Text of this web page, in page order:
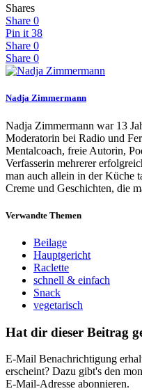
Shares
Share 0
Pin it 38
Share 0
Share 0
Nadja Zimmermann
Nadja Zimmermann war 13
Moderatorin bei Radio und
Mentalcoach, freie Autorin,
Verfasserin mehrerer
man auch allein in der Küche
Creme und Geschichten, die
Verwandte Themen
Beilage
Hauptgericht
Raclette
schnell & einfach
Snack
vegetarisch
Hat dir dieser Beitrag
E-Mail Benachrichtigung
erscheint? Dazu gibt's den
E-Mail-Adresse abonnieren.